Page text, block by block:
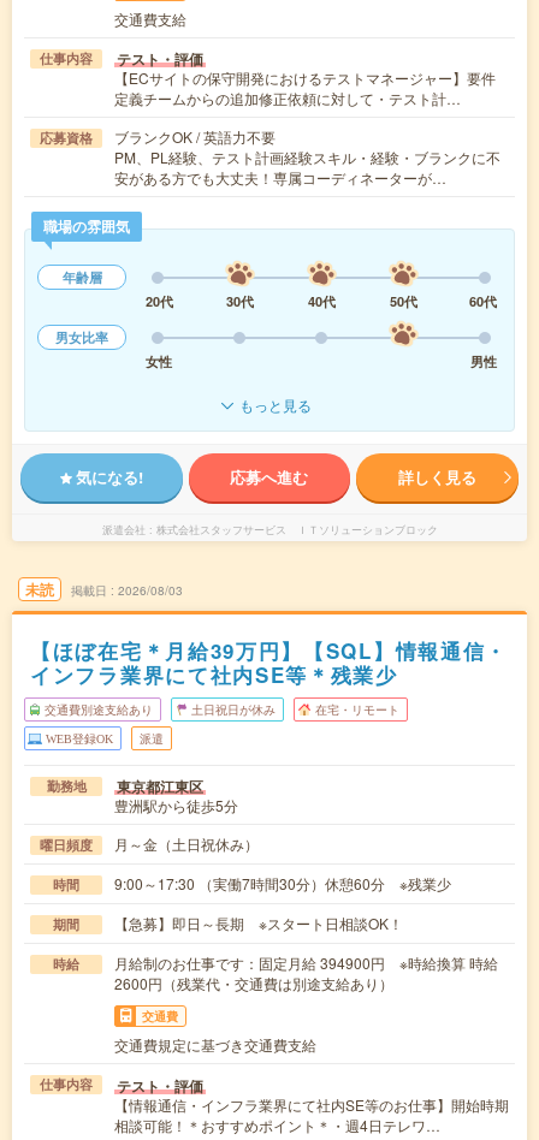
交通費支給
仕事内容 テスト・評価
【ECサイトの保守開発におけるテストマネージャー】要件
定義チームからの追加修正依頼に対して・テスト計…
応募資格
ブランクOK / 英語力不要
PM、PL経験、テスト計画経験スキル・経験・ブランクに不
安がある方でも大丈夫！専属コーディネーターが…
職場の雰囲気
年齢層
20代
30代 40代 50代
60代
男女比率
女性
男性
もっと見る
気になる! 応募へ進む 詳しく見る
派遣会社 株式会社スタッフサービス ＩＴソリューションブロック
未読 掲載日 2026/08/03
【ほぼ在宅＊月給39万円】【SQL】情報通信・
インフラ業界にて社内SE等＊残業少
交通費別途支給あり 土日祝日が休み 在宅・リモート
WEB登録OK 派遣
勤務地 東京都江東区
豊洲駅から徒歩5分
曜日頻度 月～金（土日祝休み）
時間 9:00～17:30 （実働7時間30分）休憩60分 ※残業少
期間 【急募】即日～長期 ※スタート日相談OK！
時給
月給制のお仕事です：固定月給 394900円 ※時給換算 時給
2600円（残業代・交通費は別途支給あり）
交通費
交通費規定に基づき交通費支給
仕事内容 テスト・評価
【情報通信・インフラ業界にて社内SE等のお仕事】開始時期
相談可能！＊おすすめポイント＊・週4日テレワ…